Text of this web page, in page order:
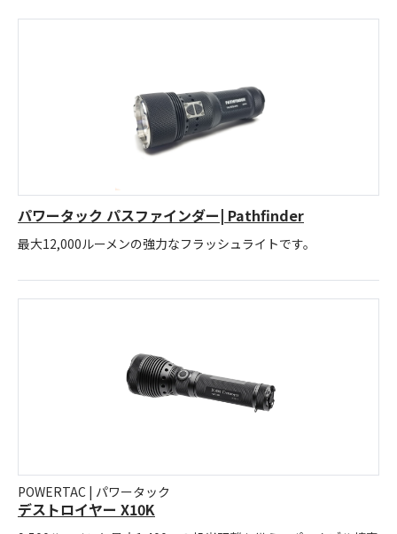
パワータック パスファインダー| Pathfinder
最大12,000ルーメンの強力なフラッシュライトです。
POWERTAC | パワータック
デストロイヤー X10K